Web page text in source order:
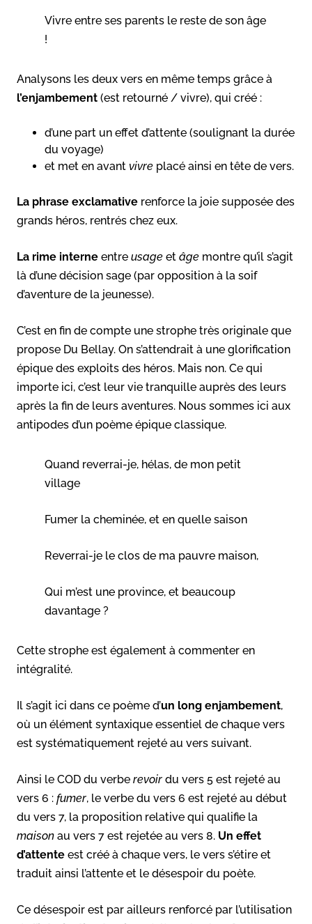
Vivre entre ses parents le reste de son âge
!
Analysons les deux vers en même temps grâce à
l’enjambement (est retourné / vivre), qui créé :
d’une part un effet d’attente (soulignant la durée
du voyage)
et met en avant vivre placé ainsi en tête de vers.
La phrase exclamative renforce la joie supposée des
grands héros, rentrés chez eux.
La rime interne entre usage et âge montre qu’il s’agit
là d’une décision sage (par opposition à la soif
d’aventure de la jeunesse).
C’est en fin de compte une strophe très originale que
propose Du Bellay. On s’attendrait à une glorification
épique des exploits des héros. Mais non. Ce qui
importe ici, c’est leur vie tranquille auprès des leurs
après la fin de leurs aventures. Nous sommes ici aux
antipodes d’un poème épique classique.
Quand reverrai-je, hélas, de mon petit
village
Fumer la cheminée, et en quelle saison
Reverrai-je le clos de ma pauvre maison,
Qui m’est une province, et beaucoup
davantage ?
Cette strophe est également à commenter en
intégralité.
Il s’agit ici dans ce poème d’un long enjambement,
où un élément syntaxique essentiel de chaque vers
est systématiquement rejeté au vers suivant.
Ainsi le COD du verbe revoir du vers 5 est rejeté au
vers 6 : fumer, le verbe du vers 6 est rejeté au début
du vers 7, la proposition relative qui qualifie la
maison au vers 7 est rejetée au vers 8. Un effet
d’attente est créé à chaque vers, le vers s’étire et
traduit ainsi l’attente et le désespoir du poète.
Ce désespoir est par ailleurs renforcé par l’utilisation